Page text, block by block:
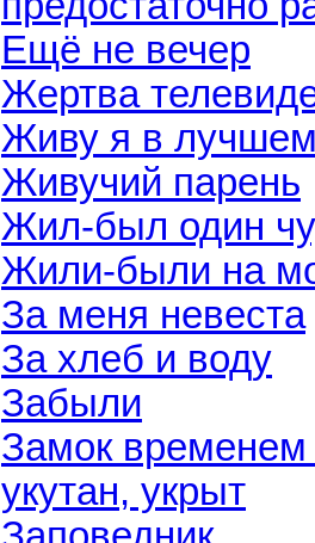
Ещё не вечер
Жертва
Живу я в
Живучий парень
Жил-был один
Жили-были на
За меня невеста
За хлеб и воду
Забыли
Замок временем
укутан, укрыт